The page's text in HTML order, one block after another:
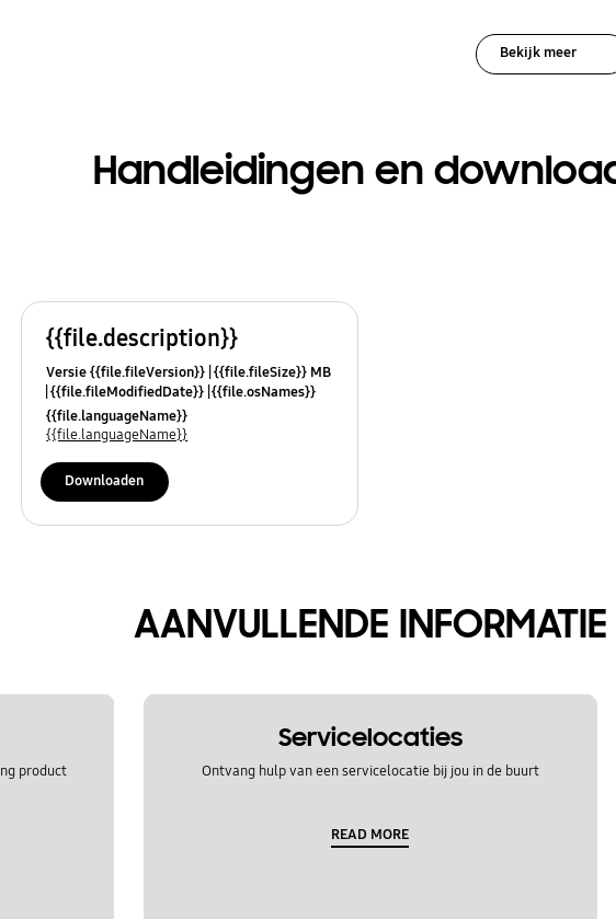
Bekijk meer
Handleidingen en
{{file.description}}
Versie {{file.fileVersion}} {{file.fileSize}} MB
{{file.fileModifiedDate}} {{file.osNames}}
{{file.languageName}}
{{file.languageName}}
Downloaden
AANVULLENDE INFORMATIE
product
Servicelocaties
Ontvang hulp van een servicelocatie bij jou in de buurt
READ MORE